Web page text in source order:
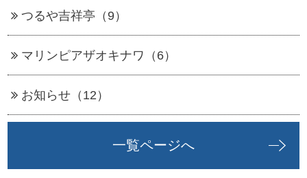
つるや吉祥亭（9）
マリンピアザオキナワ（6）
お知らせ（12）
一覧ページへ